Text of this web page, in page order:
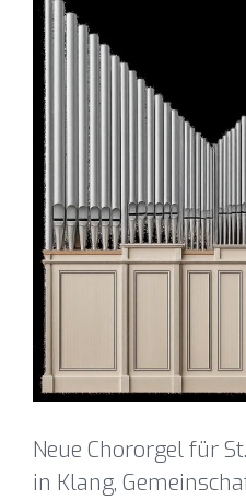
grösseres
Bild
Neue Chororgel für
in Klang,